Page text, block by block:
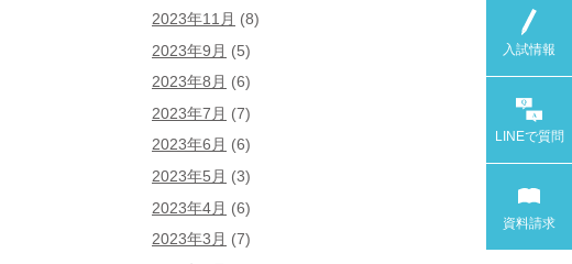
2023年11月 (8)
2023年9月 (5)
2023年8月 (6)
2023年7月 (7)
2023年6月 (6)
2023年5月 (3)
2023年4月 (6)
2023年3月 (7)
入試情報
LINEで質問
資料請求